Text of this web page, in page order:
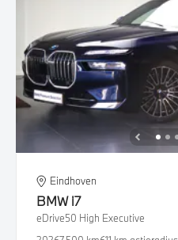
Eindhoven
BMW i7
eDrive50 High Executive